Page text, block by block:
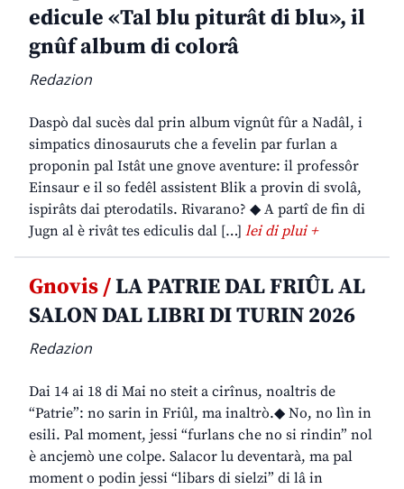
edicule «Tal blu piturât di blu», il
gnûf album di colorâ
Redazion
Daspò dal sucès dal prin album vignût fûr a Nadâl, i
simpatics dinosauruts che a fevelin par furlan a
proponin pal Istât une gnove aventure: il professôr
Einsaur e il so fedêl assistent Blik a provin di svolâ,
ispirâts dai pterodatils. Rivarano? ◆ A partî de fin di
Jugn al è rivât tes ediculis dal […] lei di plui +
Gnovis /LA PATRIE DAL FRIÛL AL
SALON DAL LIBRI DI TURIN 2026
Redazion
Dai 14 ai 18 di Mai no steit a cirînus, noaltris de
“Patrie”: no sarin in Friûl, ma inaltrò.◆ No, no lìn in
esili. Pal moment, jessi “furlans che no si rindin” nol
è ancjemò une colpe. Salacor lu deventarà, ma pal
moment o podin jessi “libars di sielzi” di lâ in